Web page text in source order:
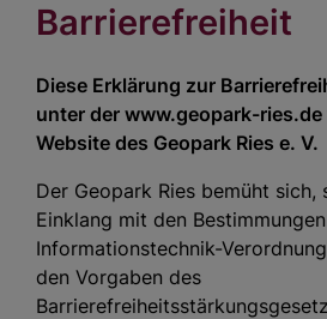
Barrierefreiheit
Diese Erklärung zur
unter der www.geopark-
Website des Geopark Ries e. V.
Der Geopark Ries bemüht sich,
Einklang mit den
Informationstechnik-
den Vorgaben des